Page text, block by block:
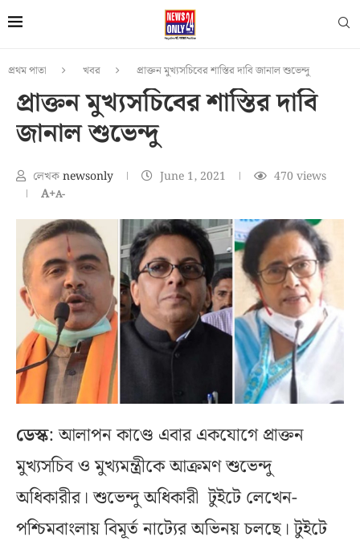
প্রথম পাতা খবর প্রাক্তন মুখ্যসচিবের শাস্তির দাবি জানাল শুভেন্দু
প্রাক্তন মুখ্যসচিবের শাস্তির দাবি
জানাল শুভেন্দু
লেখকnewsonly June 1, 2021 470 views
A+A-
ডেস্ক: আলাপন কাণ্ডে এবার একযোগে প্রাক্তন
মুখ্যসচিব ও মুখ্যমন্ত্রীকে আক্রমণ শুভেন্দু
অধিকারীর। শুভেন্দু অধিকারী টুইটে লেখেন-
পশ্চিমবাংলায় বিমূর্ত নাট্যের অভিনয় চলছে। টুইটে